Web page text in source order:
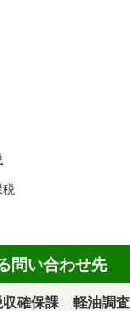
税
問い合わせ先
確保課 軽油調